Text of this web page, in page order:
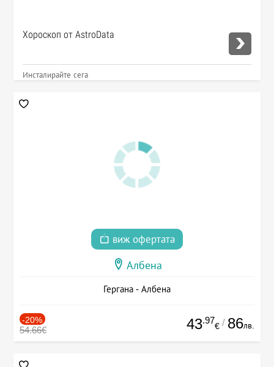
Хороскоп от AstroData
Инсталирайте сега
виж офертата
Албена
Гергана - Албена
-20%
54.66€ 43.97
€ / 86лв.